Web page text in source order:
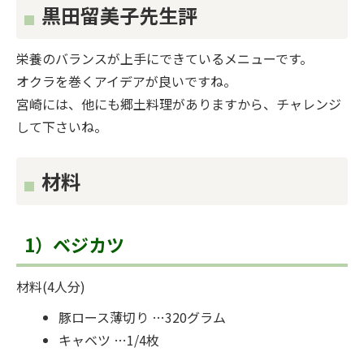
黒田留美子先生評
栄養のバランスが上手にできているメニューです。
オクラを巻くアイデアが良いですね。
宮崎には、他にも郷土料理がありますから、チャレンジ
して下さいね。
材料
1）ベジカツ
材料(4人分)
豚ロース薄切り …320グラム
キャベツ …1/4枚